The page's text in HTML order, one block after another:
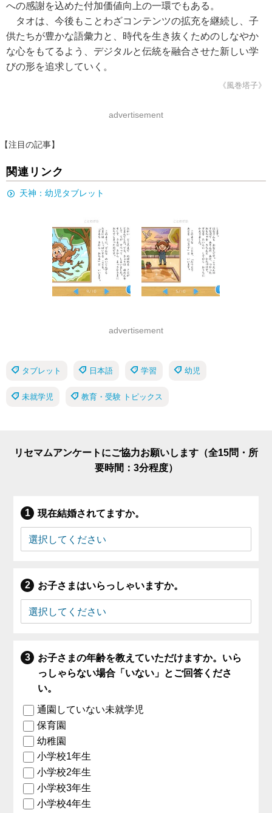
への感謝を込めた付加価値向上の一環でもある。
タオは、今後もことわざコンテンツの拡充を継続し、子
供たちが豊かな語彙力と、時代を生き抜くためのしなやか
な心をもてるよう、デジタルと伝統を融合させた新しい学
びの形を追求していく。
《風巻塔子》
advertisement
【注目の記事】
関連リンク
天神：幼児タブレット
advertisement
タブレット 日本語 学習 幼児
未就学児 教育・受験 トピックス
リセマムアンケートにご協力お願いします（全15問・所
要時間：3分程度）
現在結婚されてますか。
お子さまはいらっしゃいますか。
お子さまの年齢を教えていただけますか。いら
っしゃらない場合「いない」とご回答くださ
い。
通園していない未就学児
保育園
幼稚園
小学校1年生
小学校2年生
小学校3年生
小学校4年生